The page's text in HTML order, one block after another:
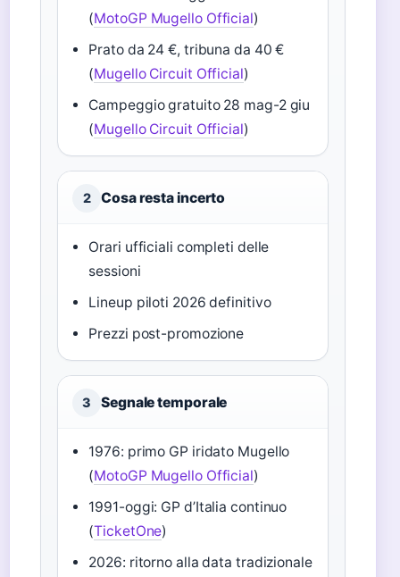
(MotoGP Mugello Official)
Prato da 24 €, tribuna da 40 €
(Mugello Circuit Official)
Campeggio gratuito 28 mag-2 giu
(Mugello Circuit Official)
2 Cosa resta incerto
Orari ufficiali completi delle
sessioni
Lineup piloti 2026 definitivo
Prezzi post-promozione
3 Segnale temporale
1976: primo GP iridato Mugello
(MotoGP Mugello Official)
1991-oggi: GP d’Italia continuo
(TicketOne)
2026: ritorno alla data tradizionale